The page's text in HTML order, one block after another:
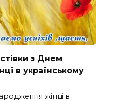
з Днем
в українському
жінці в